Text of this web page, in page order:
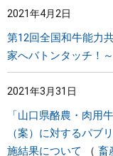
2021年4月2日
第12回全国和牛能力
家へバトンタッチ！～
2021年3月31日
「山口県酪農・肉用
（案）に対するパブ
施結果について
畜